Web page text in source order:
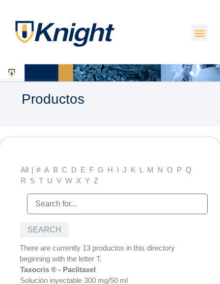
Productos
All | # A B C D E F G H I J K L M N O P Q
R S T U V W X Y Z
There are currently 13 productos in this directory
beginning with the letter T.
Taxocris ® - Paclitaxel
Solución inyectable 300 mg/50 ml